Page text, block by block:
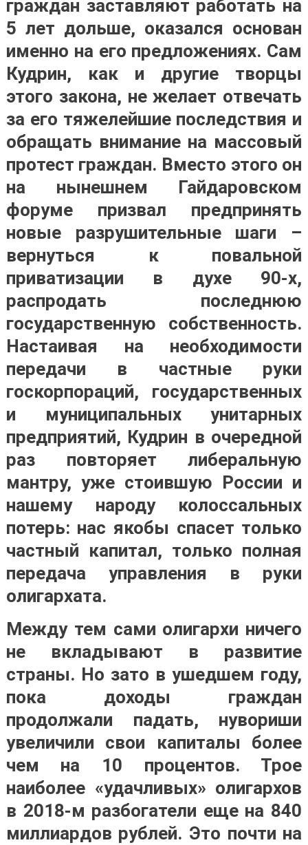
граждан заставляют работать на
5 лет дольше, оказался основан
именно на его предложениях. Сам
Кудрин, как и другие творцы
этого закона, не желает отвечать
за его тяжелейшие последствия и
обращать внимание на массовый
протест граждан. Вместо этого он
на нынешнем Гайдаровском
форуме призвал предпринять
новые разрушительные шаги –
вернуться к повальной
приватизации в духе 90-х,
распродать последнюю
государственную собственность.
Настаивая на необходимости
передачи в частные руки
госкорпораций, государственных
и муниципальных унитарных
предприятий, Кудрин в очередной
раз повторяет либеральную
мантру, уже стоившую России и
нашему народу колоссальных
потерь: нас якобы спасет только
частный капитал, только полная
передача управления в руки
олигархата.
Между тем сами олигархи ничего
не вкладывают в развитие
страны. Но зато в ушедшем году,
пока доходы граждан
продолжали падать, нувориши
увеличили свои капиталы более
чем на 10 процентов. Трое
наиболее «удачливых» олигархов
в 2018-м разбогатели еще на 840
миллиардов рублей. Это почти на